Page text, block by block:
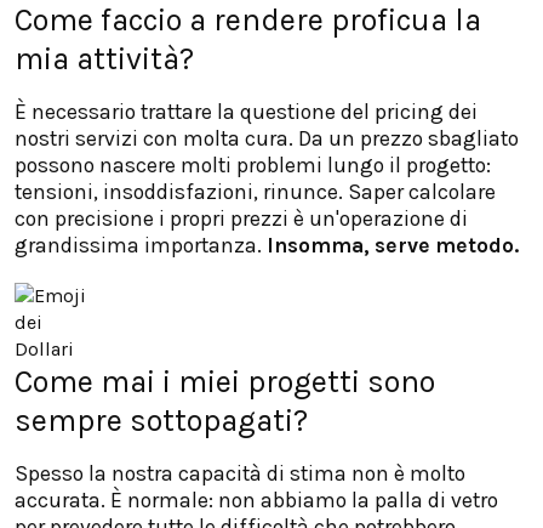
Come faccio a rendere proficua la
mia attività?
È necessario trattare la questione del pricing dei
nostri servizi con molta cura. Da un prezzo sbagliato
possono nascere molti problemi lungo il progetto:
tensioni, insoddisfazioni, rinunce. Saper calcolare
con precisione i propri prezzi è un'operazione di
grandissima importanza. Insomma, serve metodo.
Come mai i miei progetti sono
sempre sottopagati?
Spesso la nostra capacità di stima non è molto
accurata. È normale: non abbiamo la palla di vetro